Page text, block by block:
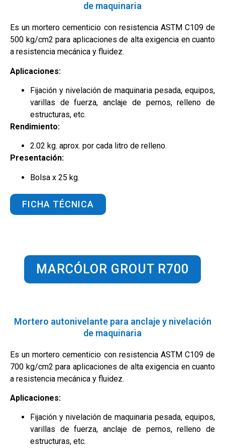
de maquinaria
Es un mortero cementicio con resistencia ASTM C109 de
500 kg/cm2 para aplicaciones de alta exigencia en cuanto
a resistencia mecánica y fluidez.
Aplicaciones:
Fijación y nivelación de maquinaria pesada, equipos,
varillas de fuerza, anclaje de pernos, relleno de
estructuras, etc.
Rendimiento:
2.02 kg. aprox. por cada litro de relleno.
Presentación:
Bolsa x 25 kg.
FICHA TÉCNICA
MARCÓLOR GROUT R700
Mortero autonivelante para anclaje y nivelación
de maquinaria
Es un mortero cementicio con resistencia ASTM C109 de
700 kg/cm2 para aplicaciones de alta exigencia en cuanto
a resistencia mecánica y fluidez.
Aplicaciones:
Fijación y nivelación de maquinaria pesada, equipos,
varillas de fuerza, anclaje de pernos, relleno de
estructuras, etc.